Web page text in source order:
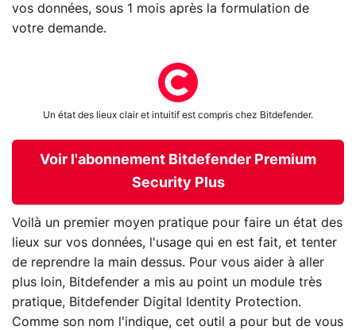
vos données, sous 1 mois après la formulation de
votre demande.
Un état des lieux clair et intuitif est compris chez Bitdefender.
Voir l'abonnement Bitdefender Premium
Security Plus
Voilà un premier moyen pratique pour faire un état des
lieux sur vos données, l'usage qui en est fait, et tenter
de reprendre la main dessus. Pour vous aider à aller
plus loin, Bitdefender a mis au point un module très
pratique, Bitdefender Digital Identity Protection.
Comme son nom l'indique, cet outil a pour but de vous